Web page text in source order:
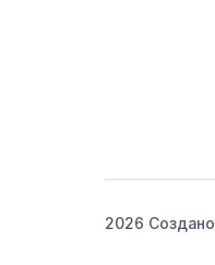
2026 Создано